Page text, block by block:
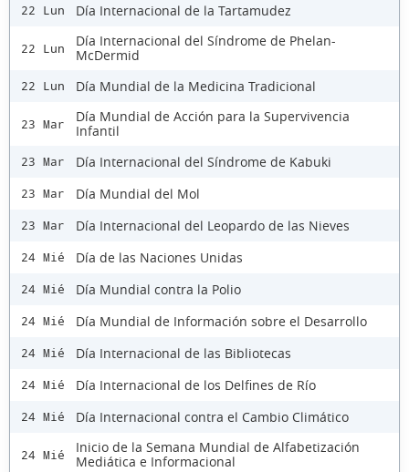
22 Lun Día Internacional de la Tartamudez
22 Lun
Día Internacional del Síndrome de Phelan-
McDermid
22 Lun Día Mundial de la Medicina Tradicional
23 Mar
Día Mundial de Acción para la Supervivencia
Infantil
23 Mar Día Internacional del Síndrome de Kabuki
23 Mar Día Mundial del Mol
23 Mar Día Internacional del Leopardo de las Nieves
24 Mié Día de las Naciones Unidas
24 Mié Día Mundial contra la Polio
24 Mié Día Mundial de Información sobre el Desarrollo
24 Mié Día Internacional de las Bibliotecas
24 Mié Día Internacional de los Delfines de Río
24 Mié Día Internacional contra el Cambio Climático
24 Mié
Inicio de la Semana Mundial de Alfabetización
Mediática e Informacional